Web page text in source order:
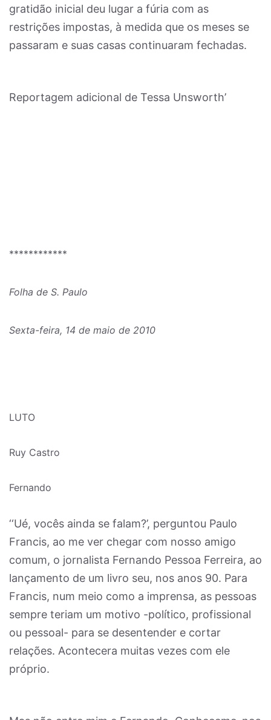
gratidão inicial deu lugar a fúria com as
restrições impostas, à medida que os meses se
passaram e suas casas continuaram fechadas.
Reportagem adicional de Tessa Unsworth’
************
Folha de S. Paulo
Sexta-feira, 14 de maio de 2010
LUTO
Ruy Castro
Fernando
‘‘Ué, vocês ainda se falam?’, perguntou Paulo
Francis, ao me ver chegar com nosso amigo
comum, o jornalista Fernando Pessoa Ferreira, ao
lançamento de um livro seu, nos anos 90. Para
Francis, num meio como a imprensa, as pessoas
sempre teriam um motivo -político, profissional
ou pessoal- para se desentender e cortar
relações. Acontecera muitas vezes com ele
próprio.